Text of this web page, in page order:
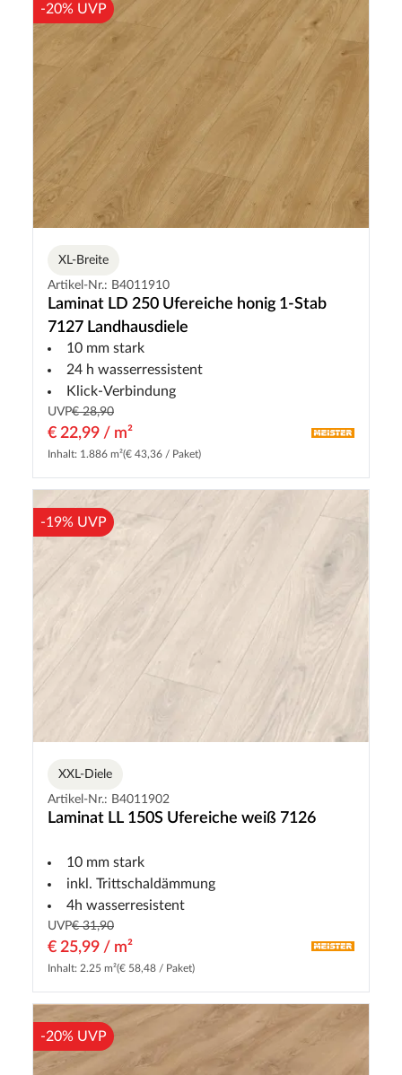
-20% UVP
XL-Breite
Artikel-Nr.: B4011910
Laminat LD 250 Ufereiche honig 1-Stab
7127 Landhausdiele
10 mm stark
24 h wasserressistent
Klick-Verbindung
UVP€ 28,90
€ 22,99 / m²
Inhalt: 1.886 m²(€ 43,36 / Paket)
-19% UVP
XXL-Diele
Artikel-Nr.: B4011902
Laminat LL 150S Ufereiche weiß 7126
10 mm stark
inkl. Trittschaldämmung
4h wasserresistent
UVP€ 31,90
€ 25,99 / m²
Inhalt: 2.25 m²(€ 58,48 / Paket)
-20% UVP